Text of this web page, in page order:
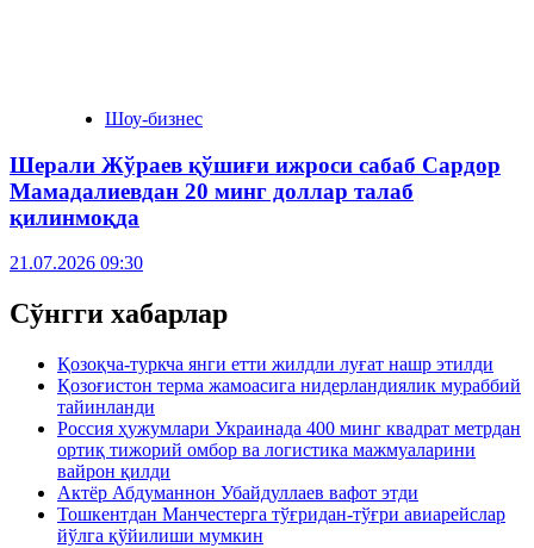
Шоу-бизнес
Шерали Жўраев қўшиғи ижроси сабаб Сардор
Мамадалиевдан 20 минг доллар талаб
қилинмоқда
21.07.2026 09:30
Сўнгги хабарлар
Қозоқча-туркча янги етти жилдли луғат нашр этилди
Қозоғистон терма жамоасига нидерландиялик мураббий
тайинланди
Россия ҳужумлари Украинада 400 минг квадрат метрдан
ортиқ тижорий омбор ва логистика мажмуаларини
вайрон қилди
Актёр Абду­маннон Убайдуллаев вафот этди
Тошкентдан Манчестерга тўғридан-тўғри авиарейслар
йўлга қўйилиши мумкин